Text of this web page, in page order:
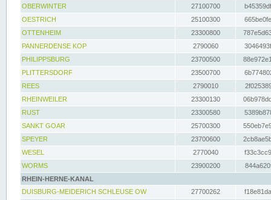
OBERWINTER
27100700
OESTRICH
25100300
OTTENHEIM
23300800
PANNERDENSE KOP
2790060
PHILIPPSBURG
23700500
PLITTERSDORF
23500700
REES
2790010
RHEINWEILER
23300130
RUST
23300580
SANKT GOAR
25700300
SPEYER
23700600
WESEL
2770040
WORMS
23900200
RHEIN-HERNE-KANAL
DUISBURG-MEIDERICH SCHLEUSE OW
27700262